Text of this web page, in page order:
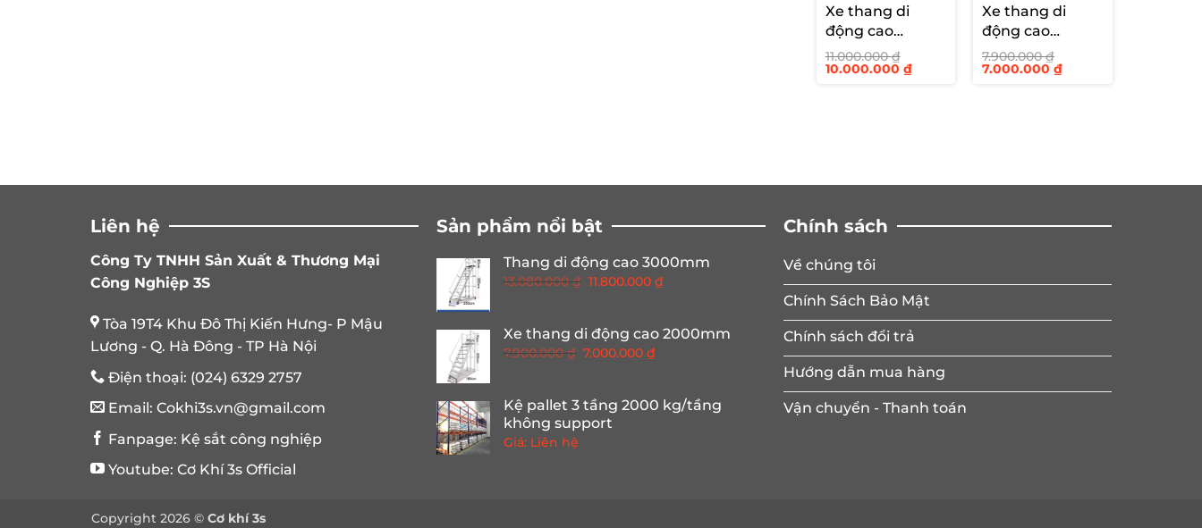
Xe thang di
động cao
2500mm
11.000.000₫
Giá
10.000.000 ₫Giá
Xe thang di
động cao
2000mm
7.900.000₫
Giá
7.000.000₫Giá
Liên hệ
Công Ty TNHH Sản Xuất & Thương Mại
Công Nghiệp 3S
Tòa 19T4 Khu Đô Thị Kiến Hưng- P Mậu
Lương - Q. Hà Đông - TP Hà Nội
Điện thoại: (024) 6329 2757
Email: Cokhi3s.vn@gmail.com
Fanpage: Kệ sắt công nghiệp
Youtube: Cơ Khí 3s Official
Sản phẩm nổi bật
Thang di động cao 3000mm
13.080.000₫ Giá
13.080.000 ₫.
11.800.000₫Giá
là:
Xe thang di động cao 2000mm
7.900.000₫ Giá
7.900.000 ₫.
7.000.000₫Giá
là:
Kệ pallet 3 tầng 2000 kg/tầng
không support
Giá: Liên hệ
Chính sách
Về chúng tôi
Chính Sách Bảo Mật
Chính sách đổi trả
Hướng dẫn mua hàng
Vận chuyển - Thanh toán
Copyright 2026 © Cơ khí 3s